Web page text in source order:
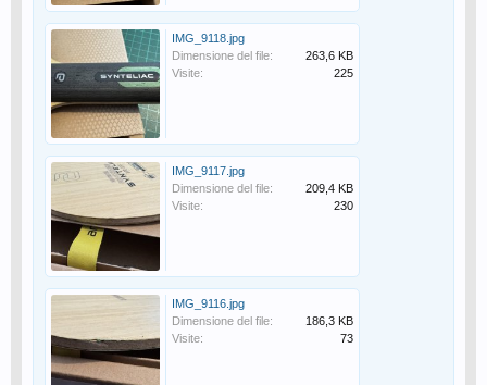
IMG_9118.jpg
Dimensione del file:
263,6 KB
Visite:
225
IMG_9117.jpg
Dimensione del file:
209,4 KB
Visite:
230
IMG_9116.jpg
Dimensione del file:
186,3 KB
Visite:
73